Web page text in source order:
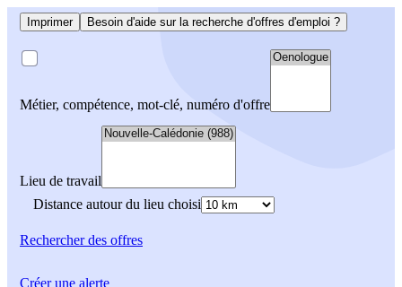
Imprimer Besoin d'aide sur la recherche d'offres d'emploi ?
Métier, compétence, mot-clé, numéro d'offre
Lieu de travail
Distance autour du lieu choisi
Rechercherdes offres
Créer une alerte